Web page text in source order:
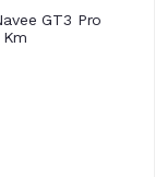
GT3 Pro